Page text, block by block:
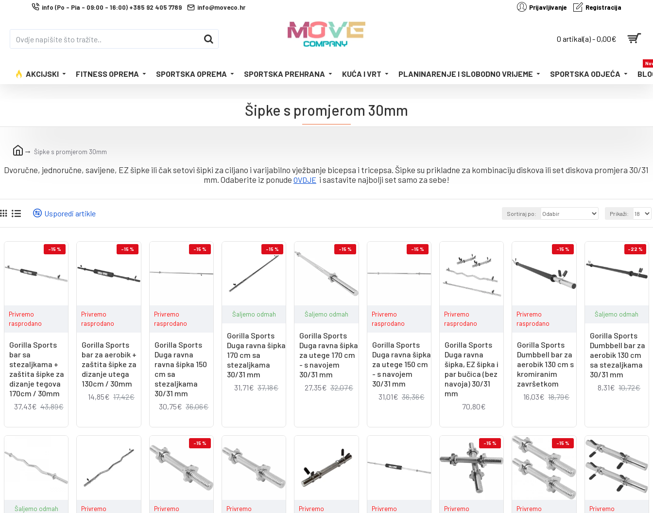
info (Po - Pia - 09:00 - 16:00) +385 92 405 7789 info@moveco.hr Prijavljivanje Registracija
0 artikal(a) - 0,00€
AKCIJSKI FITNESS OPREMA SPORTSKA OPREMA SPORTSKA PREHRANA KUĆA I VRT PLANINARENJE I SLOBODNO VRIJEME SPORTSKA ODJEĆA
Šipke s promjerom 30mm
Šipke s promjerom 30mm
Dvoručne, jednoručne, savijene, EZ šipke ili čak setovi šipki za ciljano i varijabilno vježbanje bicepsa i tricepsa. Šipke su prikladne za kombinaciju diskova ili set diskova promjera 30/31
mm. Odaberite iz ponude OVDJE i sastavite najbolji set samo za sebe!
Usporedi artikle Sortiraj po: Prikaži:
-15 %
Privremo
rasprodano
Gorilla Sports
bar sa
stezaljkama +
zaštita šipke za
dizanje tegova
170cm / 30mm
37,43€ 43,89€
-15 %
Privremo
rasprodano
Gorilla Sports
bar za aerobik +
zaštita šipke za
dizanje utega
130cm / 30mm
14,85€ 17,42€
-15 %
Privremo
rasprodano
Gorilla Sports
Duga ravna
ravna šipka 150
cm sa
stezaljkama
30/31 mm
30,75€ 36,06€
-15 %
Šaljemo odmah
Gorilla Sports
Duga ravna šipka
170 cm sa
stezaljkama
30/31 mm
31,71€ 37,18€
-15 %
Šaljemo odmah
Gorilla Sports
Duga ravna šipka
za utege 170 cm
- s navojem
30/31 mm
27,35€ 32,07€
-15 %
Privremo
rasprodano
Gorilla Sports
Duga ravna šipka
za utege 150 cm
- s navojem
30/31 mm
31,01€ 36,36€
Privremo
rasprodano
Gorilla Sports
Duga ravna
šipka, EZ šipka i
par bučica (bez
navoja) 30/31
mm
70,80€
-15 %
Privremo
rasprodano
Gorilla Sports
Dumbbell bar za
aerobik 130 cm s
kromiranim
završetkom
16,03€ 18,79€
-22 %
Šaljemo odmah
Gorilla Sports
Dumbbell bar za
aerobik 130 cm
sa stezaljkama
30/31 mm
8,31€ 10,72€
Šaljemo odmah
Privremo
-15 %
Privremo
Privremo
Privremo
Privremo
-15 %
Privremo
-15 %
Privremo
Privremo